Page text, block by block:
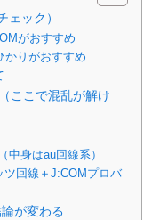
ェック）
がおすすめ
かりがおすすめ
ここで混乱が解け
中身はau回線系）
ツ回線＋J:COMプロバ
が変わる